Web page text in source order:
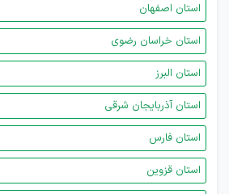
استان اصفهان
استان خراسان رضوی
استان البرز
استان آذربایجان شرقی
استان فارس
استان قزوین